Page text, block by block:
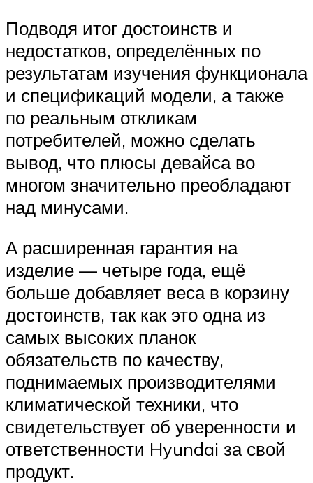
Подводя итог достоинств и
недостатков, определённых по
результатам изучения функционала
и спецификаций модели, а также
по реальным откликам
потребителей, можно сделать
вывод, что плюсы девайса во
многом значительно преобладают
над минусами.
А расширенная гарантия на
изделие — четыре года, ещё
больше добавляет веса в корзину
достоинств, так как это одна из
самых высоких планок
обязательств по качеству,
поднимаемых производителями
климатической техники, что
свидетельствует об уверенности и
ответственности Hyundai за свой
продукт.